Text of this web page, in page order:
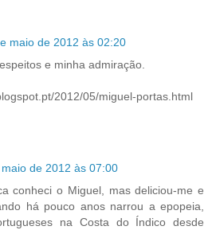
maio de 2012 às 02:20
e minha admiração.
2012/05/miguel-portas.html
de 2012 às 07:00
conheci o Miguel, mas deliciou-me e
há pouco anos narrou a epopeia,
na Costa do Índico desde